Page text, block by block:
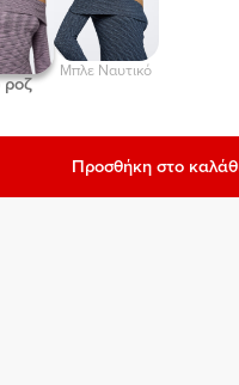
ροζ
Μπλε Ναυτικό
Προσθήκη στο